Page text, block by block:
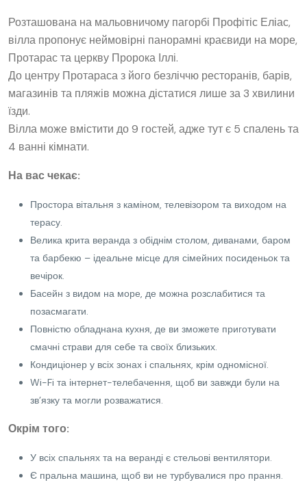
Розташована на мальовничому пагорбі Профітіс Еліас,
вілла пропонує неймовірні панорамні краєвиди на море,
Протарас та церкву Пророка Іллі.
До центру Протараса з його безліччю ресторанів, барів,
магазинів та пляжів можна дістатися лише за 3 хвилини
їзди.
Вілла може вмістити до 9 гостей, адже тут є 5 спалень та
4 ванні кімнати.
На вас чекає:
Простора вітальня з каміном, телевізором та виходом на
терасу.
Велика крита веранда з обіднім столом, диванами, баром
та барбекю – ідеальне місце для сімейних посиденьок та
вечірок.
Басейн з видом на море, де можна розслабитися та
позасмагати.
Повністю обладнана кухня, де ви зможете приготувати
смачні страви для себе та своїх близьких.
Кондиціонер у всіх зонах і спальнях, крім одномісної.
Wi-Fi та інтернет-телебачення, щоб ви завжди були на
зв’язку та могли розважатися.
Окрім того:
У всіх спальнях та на веранді є стельові вентилятори.
Є пральна машина, щоб ви не турбувалися про прання.